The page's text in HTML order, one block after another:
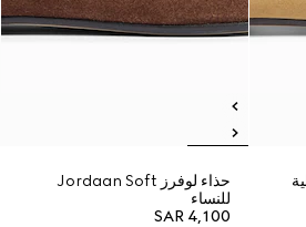
حذاء لوفرز Jordaan Soft
للنساء
SAR 4,100